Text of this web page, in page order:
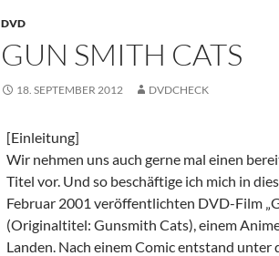
DVD
GUN SMITH CATS
18. SEPTEMBER 2012 DVDCHECK
[Einleitung]
Wir nehmen uns auch gerne mal einen
Titel vor. Und so beschäftige ich mich in
Februar 2001 veröffentlichten DVD-Film
(Originaltitel: Gunsmith Cats), einem
Landen. Nach einem Comic entstand unter